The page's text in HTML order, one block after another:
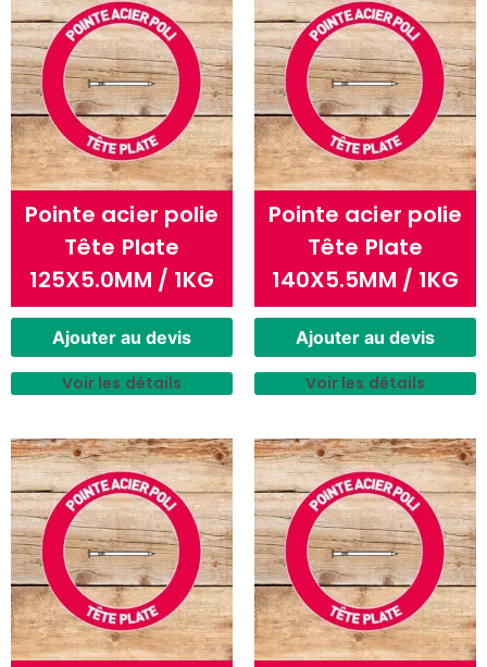
Pointe acier polie
Tête Plate
125X5.0MM / 1KG
Ajouter au devis
Voir les détails
Pointe acier polie
Tête Plate
140X5.5MM / 1KG
Ajouter au devis
Voir les détails